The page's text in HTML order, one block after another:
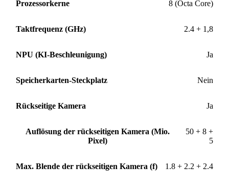
Prozessorkerne 8 (Octa Core)
Taktfrequenz (GHz) 2.4 + 1,8
NPU (KI-Beschleunigung) Ja
Speicherkarten-Steckplatz Nein
Rückseitige Kamera Ja
Auflösung der rückseitigen Kamera (Mio.
Pixel)
50 + 8 +
5
Max. Blende der rückseitigen Kamera (f) 1.8 + 2.2 + 2.4